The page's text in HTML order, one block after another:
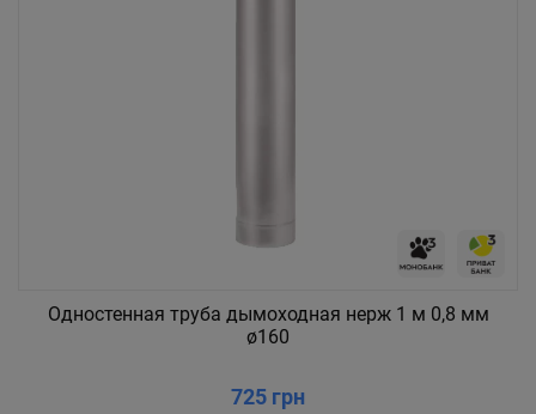
Одностенная труба дымоходная нерж 1 м 0,8 мм
ø160
725 грн